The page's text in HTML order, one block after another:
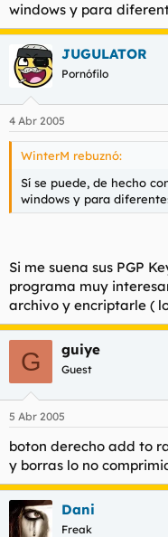
windows y para
JUGULATOR
Pornófilo
4 Abr 2005
WinterM rebuznó:
Sí se puede, de hecho
windows y para
Si me suena sus PGP
programa muy
archivo y encriptarle (
G guiye
Guest
5 Abr 2005
boton derecho add to
y borras lo no
Dani
Freak